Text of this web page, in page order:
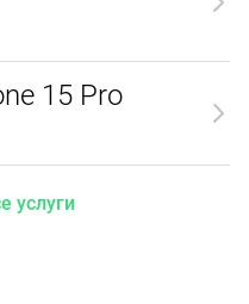
15 Pro
услуги